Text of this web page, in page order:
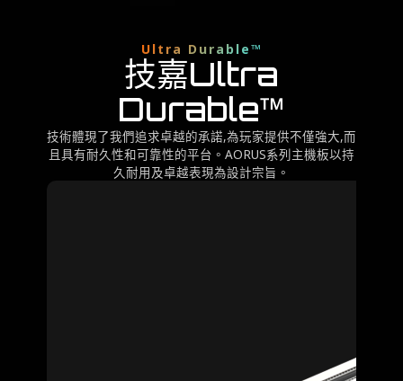
Ultra Durable™
技嘉Ultra
Durable™
技術體現了我們追求卓越的承諾,為玩家提供不僅強大,而
且具有耐久性和可靠性的平台。AORUS系列主機板以持
久耐用及卓越表現為設計宗旨。